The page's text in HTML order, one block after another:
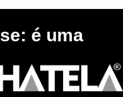
é uma